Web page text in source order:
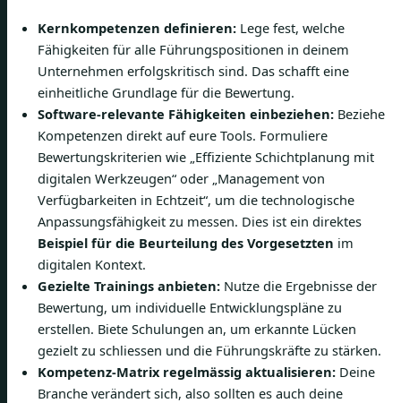
Kernkompetenzen definieren: Lege fest, welche
Fähigkeiten für alle Führungspositionen in deinem
Unternehmen erfolgskritisch sind. Das schafft eine
einheitliche Grundlage für die Bewertung.
Software-relevante Fähigkeiten einbeziehen: Beziehe
Kompetenzen direkt auf eure Tools. Formuliere
Bewertungskriterien wie „Effiziente Schichtplanung mit
digitalen Werkzeugen“ oder „Management von
Verfügbarkeiten in Echtzeit“, um die technologische
Anpassungsfähigkeit zu messen. Dies ist ein direktes
Beispiel für die Beurteilung des Vorgesetzten im
digitalen Kontext.
Gezielte Trainings anbieten: Nutze die Ergebnisse der
Bewertung, um individuelle Entwicklungspläne zu
erstellen. Biete Schulungen an, um erkannte Lücken
gezielt zu schliessen und die Führungskräfte zu stärken.
Kompetenz-Matrix regelmässig aktualisieren: Deine
Branche verändert sich, also sollten es auch deine